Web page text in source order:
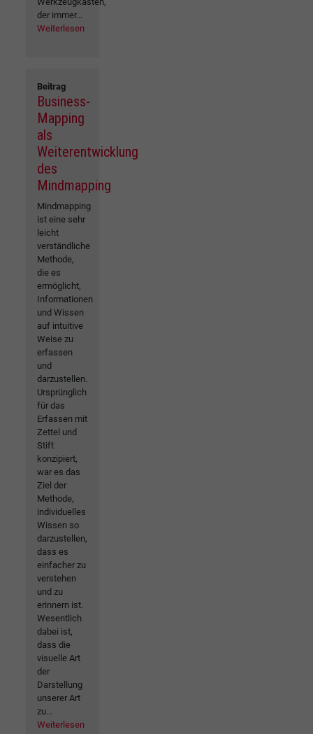
der immer...
Weiterlesen
Beitrag
Business-
Mapping
als
Weiterentwicklung
des
Mindmapping
Mindmapping
ist eine sehr
leicht
verständliche
Methode,
die es
ermöglicht,
Informationen
und Wissen
auf intuitive
Weise zu
erfassen
und
darzustellen.
Ursprünglich
für das
Erfassen mit
Zettel und
Stift
konzipiert,
war es das
Ziel der
Methode,
individuelles
Wissen so
darzustellen,
dass es
einfacher zu
verstehen
und zu
erinnern ist.
Wesentlich
dabei ist,
dass die
visuelle Art
der
Darstellung
unserer Art
zu...
Weiterlesen